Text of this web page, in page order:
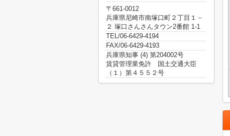
〒661-0012
兵庫県尼崎市南塚口町２丁目１－
２ 塚口さんさんタウン2番館 1-1
TEL/06-6429-4194
FAX/06-6429-4193
兵庫県知事 (4) 第204002号
賃貸管理業免許 国土交通大臣
（１）第４５５２号